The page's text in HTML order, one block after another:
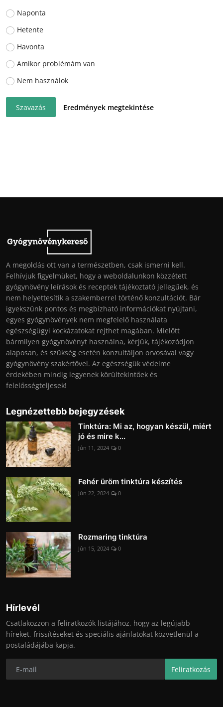
Naponta
Hetente
Havonta
Amikor problémám van
Nem használok
Szavazás Eredmények megtekintése
A megoldás ott van a természetben, csak ismerni kell.
Felhívjuk figyelmüket, hogy a weboldalunkon közzétett
gyógynövény leírások és receptek tájékoztató jellegűek, és
nem helyettesítik a szakemberrel történő konzultációt. Bár
igyekszünk pontos és megbízható információkat nyújtani,
egyes gyógynövények nem megfelelő használata
egészségügyi kockázatokat rejthet magában. Mielőtt
bármilyen gyógynövényt használna, kérjük, tájékozódjon
alaposan, és szükség esetén konzultáljon orvosával vagy
gyógynövény szakértővel. Az egészségük védelme
érdekében mindig legyenek körültekintőek és
felelősségteljesek!
Legnézettebb bejegyzések
Tinktúra: Mi az, hogyan készül, miért
jó és mire k...
Jún 11, 2024 0
Fehér üröm tinktúra készítés
Jún 22, 2024 0
Rozmaring tinktúra
Jún 15, 2024 0
Hírlevél
Csatlakozzon a feliratkozók listájához, hogy az legújabb
híreket, frissítéseket és speciális ajánlatokat közvetlenül a
postaládájába kapja.
Feliratkozás